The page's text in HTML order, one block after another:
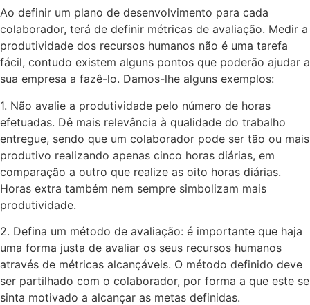
Ao definir um plano de desenvolvimento para cada
colaborador, terá de definir métricas de avaliação. Medir a
produtividade dos recursos humanos não é uma tarefa
fácil, contudo existem alguns pontos que poderão ajudar a
sua empresa a fazê-lo. Damos-lhe alguns exemplos:
1. Não avalie a produtividade pelo número de horas
efetuadas. Dê mais relevância à qualidade do trabalho
entregue, sendo que um colaborador pode ser tão ou mais
produtivo realizando apenas cinco horas diárias, em
comparação a outro que realize as oito horas diárias.
Horas extra também nem sempre simbolizam mais
produtividade.
2. Defina um método de avaliação: é importante que haja
uma forma justa de avaliar os seus recursos humanos
através de métricas alcançáveis. O método definido deve
ser partilhado com o colaborador, por forma a que este se
sinta motivado a alcançar as metas definidas.